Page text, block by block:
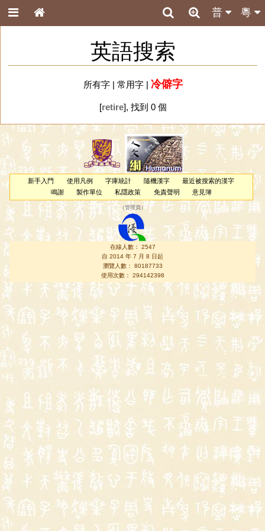
粵
普
英語搜索
所有字| 常用字| 冷僻字
[retire], 找到 0 個
新手入門 使用凡例 字庫統計 隨機漢字
最近被搜索的漢字
鳴謝
製作單位 私隱政策 免責聲明 意見簿
（管理員 ）
在線人數： 2547
自 2014 年 7 月 8 日起
瀏覽人數： 80187733
使用次數： 294142398